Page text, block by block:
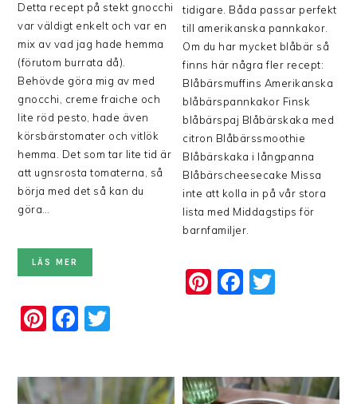
Detta recept på stekt gnocchi
var väldigt enkelt och var en
mix av vad jag hade hemma
(förutom burrata då).
Behövde göra mig av med
gnocchi, creme fraiche och
lite röd pesto, hade även
körsbärstomater och vitlök
hemma. Det som tar lite tid är
att ugnsrosta tomaterna, så
börja med det så kan du
göra…
LÄS MER
Pinterest
Facebook
tidigare. Båda passar perfekt
till amerikanska pannkakor.
Om du har mycket blåbär så
finns här några fler recept:
Blåbärsmuffins Amerikanska
blåbärspannkakor Finsk
blåbärspaj Blåbärskaka med
citron Blåbärssmoothie
Blåbärskaka i långpanna
Blåbärscheesecake Missa
inte att kolla in på vår stora
lista med Middagstips för
barnfamiljer.
Pinterest